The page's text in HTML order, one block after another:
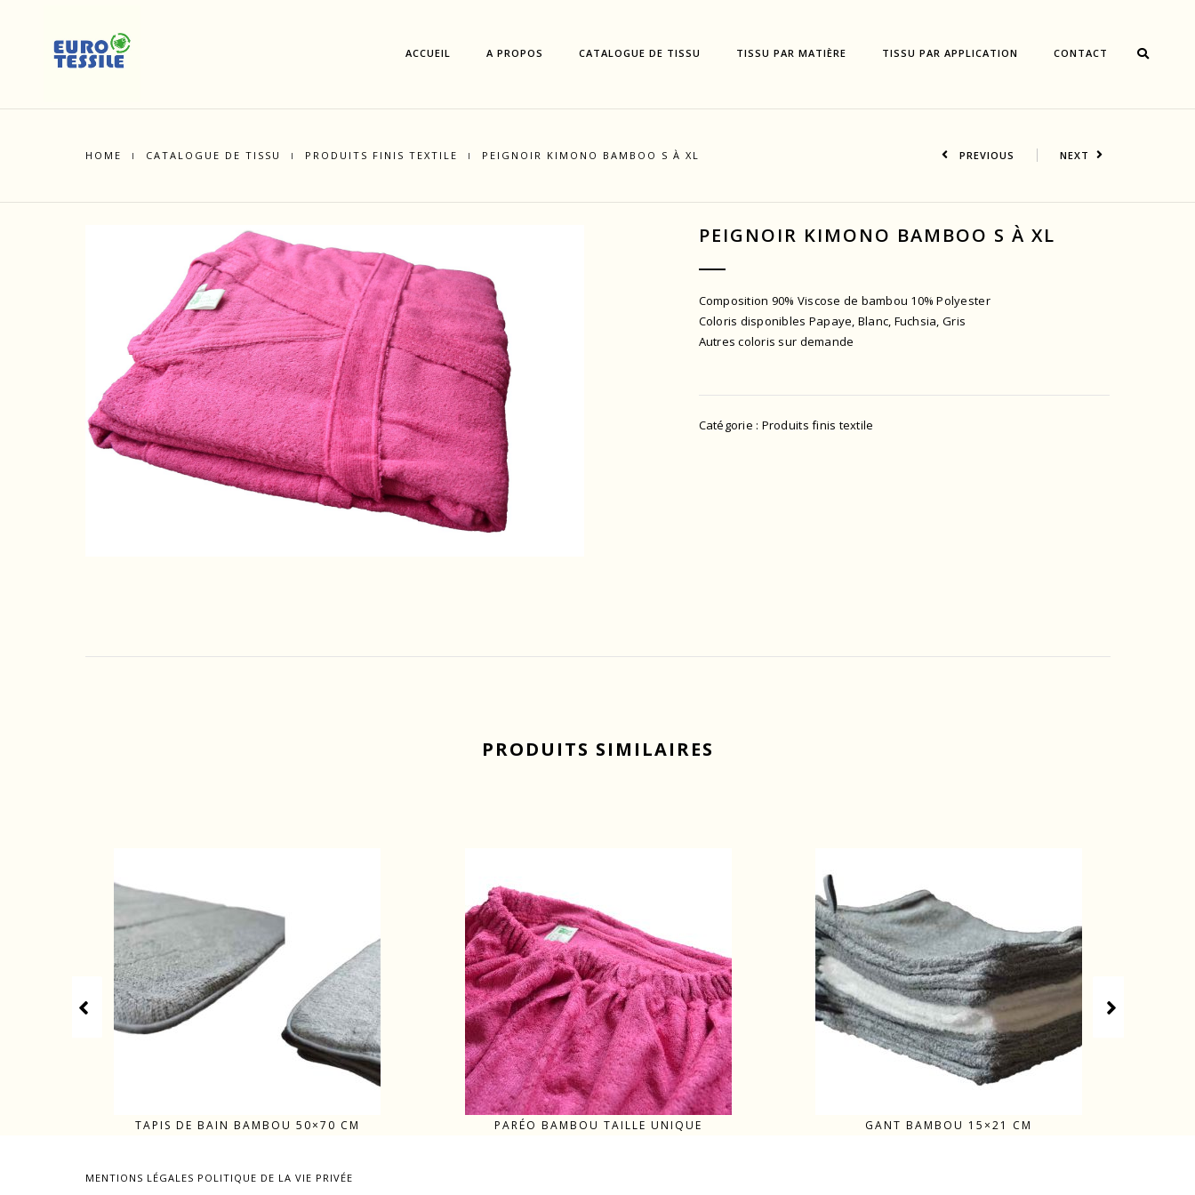
ACCUEIL A PROPOS CATALOGUE DE TISSU TISSU PAR MATIÈRE TISSU PAR APPLICATION CONTACT
HOME CATALOGUE DE TISSU PRODUITS FINIS TEXTILE PEIGNOIR KIMONO BAMBOO S À XL PREVIOUS NEXT
PEIGNOIR KIMONO BAMBOO S À XL
Composition 90% Viscose de bambou 10% Polyester
Coloris disponibles Papaye, Blanc, Fuchsia, Gris
Autres coloris sur demande
Catégorie : Produits finis textile
PRODUITS SIMILAIRES
TAPIS DE BAIN BAMBOU 50×70 CM PARÉO BAMBOU TAILLE UNIQUE GANT BAMBOU 15×21 CM
MENTIONS LÉGALES POLITIQUE DE LA VIE PRIVÉE